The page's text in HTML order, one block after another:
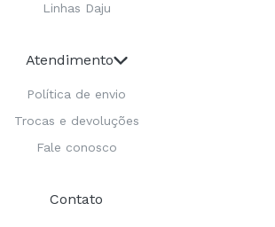
Linhas Daju
Atendimento
Política de envio
Trocas e devoluções
Fale conosco
Contato